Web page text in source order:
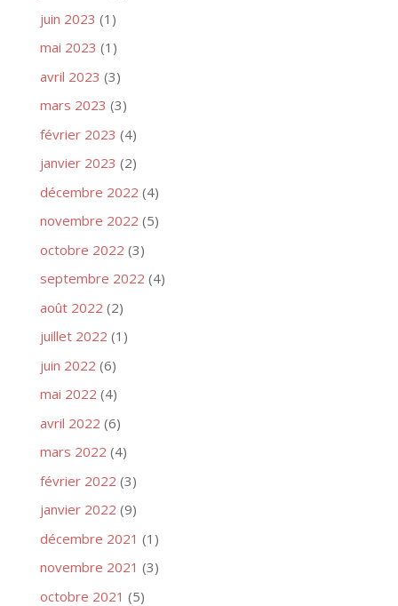
juin 2023 (1)
mai 2023 (1)
avril 2023 (3)
mars 2023 (3)
février 2023 (4)
janvier 2023 (2)
décembre 2022 (4)
novembre 2022 (5)
octobre 2022 (3)
septembre 2022 (4)
août 2022 (2)
juillet 2022 (1)
juin 2022 (6)
mai 2022 (4)
avril 2022 (6)
mars 2022 (4)
février 2022 (3)
janvier 2022 (9)
décembre 2021 (1)
novembre 2021 (3)
octobre 2021 (5)